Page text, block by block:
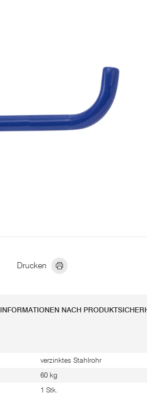
Drucken
INFORMATIONEN NACH
verzinktes Stahlrohr
60 kg
1 Stk.